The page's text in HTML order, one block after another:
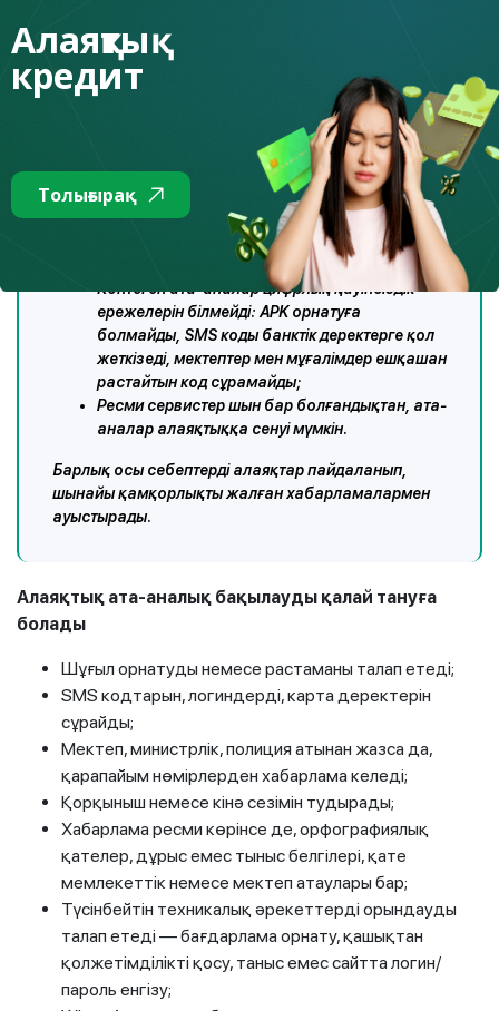
сатып алуды тексеру немесе тоқтату үшін код сұрайды.
Шын мәнінде сатып алу болмағандықтан, код арқылы
алаяқтар онлайн-банкингке, eGov және т.б. қол жеткізеді.
Неліктен схема жұмыс істейді
Ата-аналар балаларын қорғау үшін сақтықты
жоғалтады;
Балаларға оңай манипуляция жасалады,
қорқыныш немесе кінә сезімін тудыру оңай;
Көптеген ата-аналар цифрлық қауіпсіздік
ережелерін білмейді: APK орнатуға
болмайды, SMS коды банктік деректерге қол
жеткізеді, мектептер мен мұғалімдер ешқашан
растайтын код сұрамайды;
Ресми сервистер шын бар болғандықтан, ата-
аналар алаяқтыққа сенуі мүмкін.
Барлық осы себептерді алаяқтар пайдаланып,
шынайы қамқорлықты жалған хабарламалармен
ауыстырады.
Алаяқтық ата-аналық бақылауды қалай тануға
болады
Шұғыл орнатуды немесе растаманы талап етеді;
SMS кодтарын, логиндерді, карта деректерін
сұрайды;
Мектеп, министрлік, полиция атынан жазса да,
қарапайым нөмірлерден хабарлама келеді;
Қорқыныш немесе кінә сезімін тудырады;
Хабарлама ресми көрінсе де, орфографиялық
қателер, дұрыс емес тыныс белгілері, қате
мемлекеттік немесе мектеп атаулары бар;
Түсінбейтін техникалық әрекеттерді орындауды
талап етеді — бағдарлама орнату, қашықтан
қолжетімділікті қосу, таныс емес сайтта логин/
пароль енгізу;
Алаяқтық
кредит
Толығырақ